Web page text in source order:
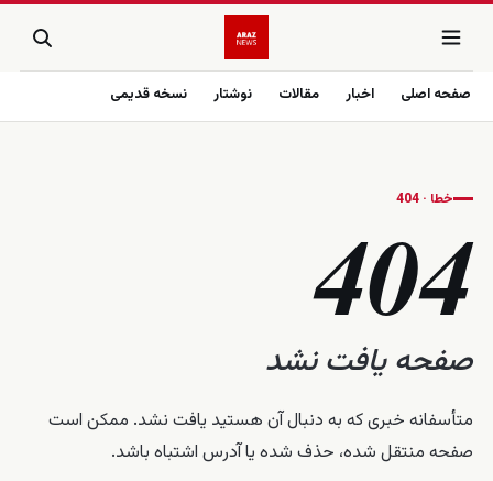
صفحه اصلی اخبار مقالات نوشتار نسخه قدیمی
خطا · 404
404
صفحه یافت نشد
متأسفانه خبری که به دنبال آن هستید یافت نشد. ممکن است
صفحه منتقل شده، حذف شده یا آدرس اشتباه باشد.